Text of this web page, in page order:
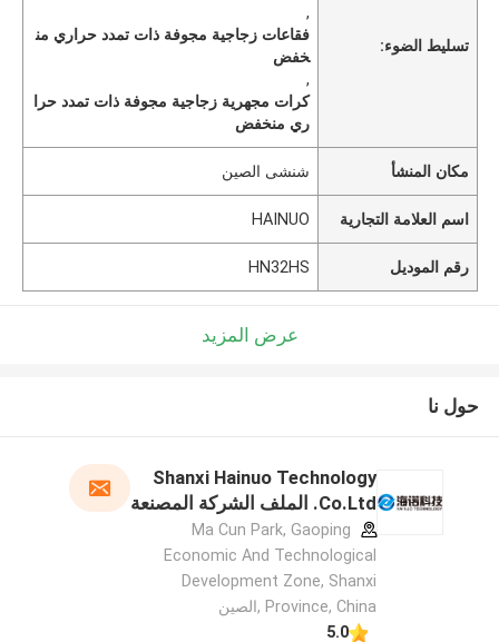
تسليط الضوء:
,
فقاعات زجاجية مجوفة ذات تمدد حراري من
خفض
,
كرات مجهرية زجاجية مجوفة ذات تمدد حرا
ري منخفض
مكان المنشأ شنشى الصين
اسم العلامة التجارية HAINUO
رقم الموديل HN32HS
عرض المزيد
حول نا
Shanxi Hainuo Technology
Co.Ltd. الملف الشركة المصنعة
Ma Cun Park, Gaoping
Economic And Technological
Development Zone, Shanxi
Province, China ,الصين
5.0